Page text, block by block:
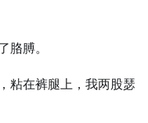
胳膊。
粘在裤腿上，我两股瑟